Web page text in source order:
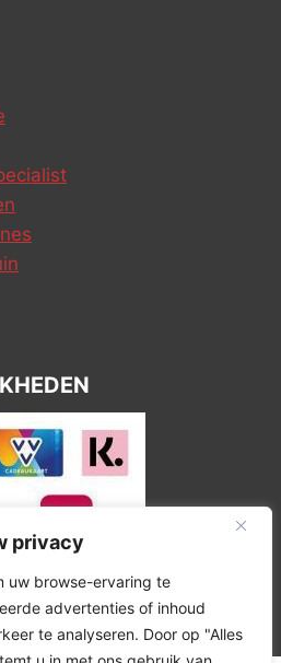
privacy
uw browse-ervaring te
advertenties of inhoud
te analyseren. Door op "Alles